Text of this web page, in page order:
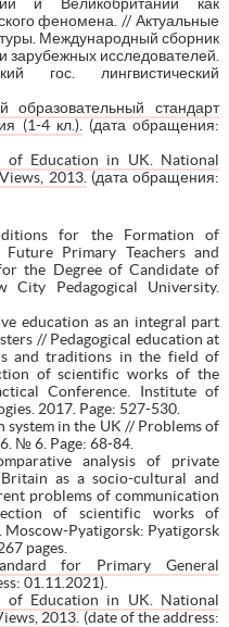
феномена. // Актуальные
Международный сборник
зарубежных исследователей.
гос. лингвистический
образовательный стандарт
(1-4 кл.).
(дата обращения:
of Education in UK. National
2013. (дата обращения:
for the Formation of
Primary Teachers and
the Degree of Candidate of
City Pedagogical University.
education as an integral part
// Pedagogical education at
and traditions in the field of
of scientific works of the
Conference. Institute of
2017. Page: 527-530.
system in the UK // Problems of
№ 6. Page: 68-84.
analysis of private
as a socio-cultural and
problems of communication
of scientific works of
Moscow-Pyatigorsk: Pyatigorsk
pages.
for Primary General
01.11.2021).
of Education in UK. National
2013. (date of the address: